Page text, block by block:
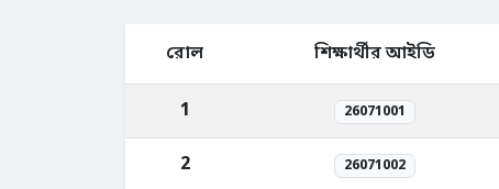
রোল শিক্ষার্থীর আইডি
1 26071001
2 26071002